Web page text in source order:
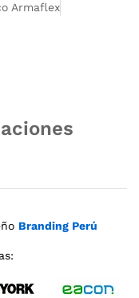
Armaflex
Branding Perú